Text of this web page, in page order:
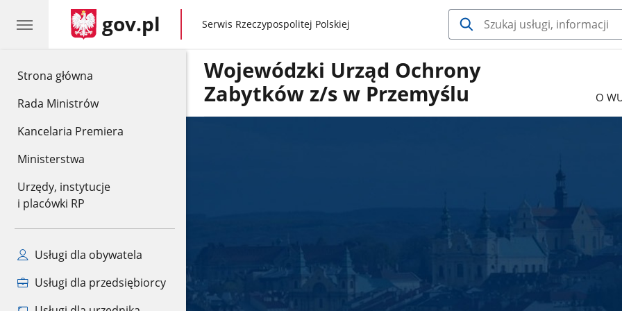
Strona główna
Rada Ministrów
Kancelaria Premiera
Ministerstwa
Urzędy, instytucje
i placówki RP
Usługi dla obywatela
Usługi dla przedsiębiorcy
gov.pl gov.pl
Serwis Rzeczypospolitej Polskiej
Wojewódzki Urząd Ochrony
Zabytków z/s w Przemyślu
O